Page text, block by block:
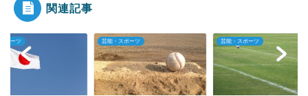
Powered by livedoor 相互RSS
関連記事
スポーツ 芸能・スポーツ 芸能・スポーツ